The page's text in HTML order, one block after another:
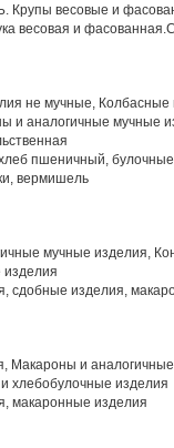
весовые и
весовая и
не мучные, Колбасные
и аналогичные мучные
пшеничный,
вермишель
мучные изделия,
сдобные изделия,
Макароны и
хлебобулочные изделия
макаронные изделия